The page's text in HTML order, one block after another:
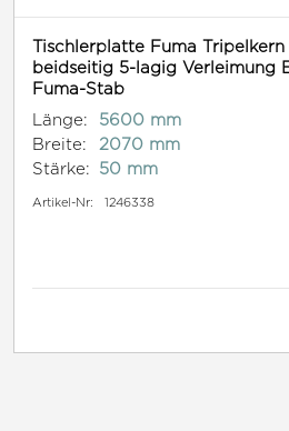
Tischlerplatte Fuma
beidseitig 5-lagig Verleimung
Fuma-Stab
Länge:
5600 mm
Breite:
2070 mm
Stärke:
50 mm
Artikel-Nr: 1246338